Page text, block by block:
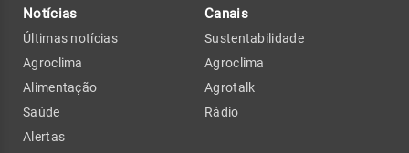
Notícias
Últimas notícias
Agroclima
Alimentação
Saúde
Alertas
Canais
Sustentabilidade
Agroclima
Agrotalk
Rádio